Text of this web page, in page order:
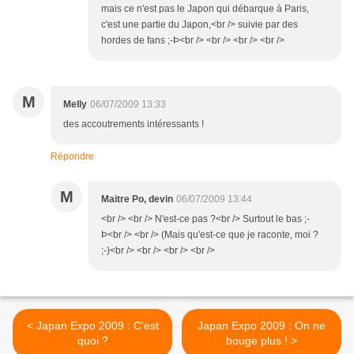
mais ce n'est pas le Japon qui débarque à Paris,
c'est une partie du Japon,<br /> suivie par des
hordes de fans ;-Þ<br /> <br /> <br /> <br />
M Melly 06/07/2009 13:33
des accoutrements intéressants !
Répondre
M Maitre Po, devin 06/07/2009 13:44
<br /> <br /> N'est-ce pas ?<br /> Surtout le bas ;-
Þ<br /> <br /> (Mais qu'est-ce que je raconte, moi ?
;-)<br /> <br /> <br /> <br />
< Japan Expo 2009 : C'est
quoi ?
Japan Expo 2009 : On ne
bouge plus ! >